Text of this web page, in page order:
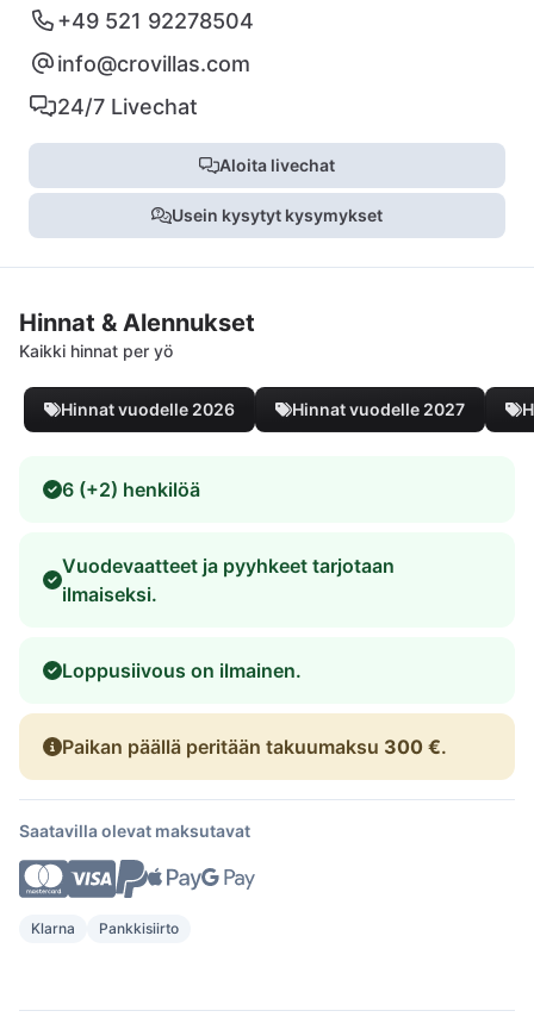
+49 521 92278504
info@crovillas.com
24/7 Livechat
Aloita livechat
Usein kysytyt kysymykset
Hinnat & Alennukset
Kaikki hinnat per yö
Hinnat vuodelle 2026 Hinnat vuodelle 2027
6 (+2) henkilöä
Vuodevaatteet ja pyyhkeet tarjotaan
ilmaiseksi.
Loppusiivous on ilmainen.
Paikan päällä peritään takuumaksu 300 €.
Saatavilla olevat maksutavat
Klarna Pankkisiirto